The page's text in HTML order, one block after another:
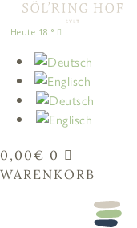
springen
18 °
0,00€ 0
WARENKORB